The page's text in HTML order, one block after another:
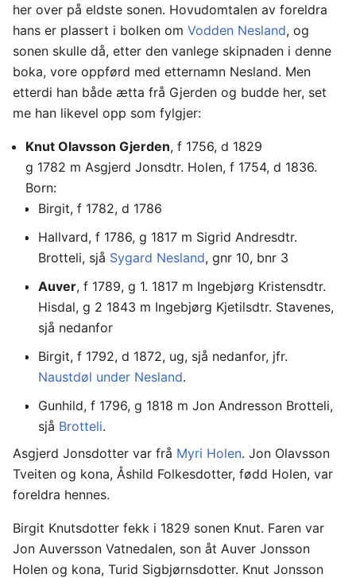
her over på eldste sonen. Hovudomtalen av foreldra
hans er plassert i bolken om Vodden Nesland, og
sonen skulle då, etter den vanlege skipnaden i denne
boka, vore oppførd med etternamn Nesland. Men
etterdi han både ætta frå Gjerden og budde her, set
me han likevel opp som fylgjer:
Knut Olavsson Gjerden, f 1756, d 1829
g 1782 m Asgjerd Jonsdtr. Holen, f 1754, d 1836.
Born:
Birgit, f 1782, d 1786
Hallvard, f 1786, g 1817 m Sigrid Andresdtr.
Brotteli, sjå Sygard Nesland, gnr 10, bnr 3
Auver, f 1789, g 1. 1817 m Ingebjørg Kristensdtr.
Hisdal, g 2 1843 m Ingebjørg Kjetilsdtr. Stavenes,
sjå nedanfor
Birgit, f 1792, d 1872, ug, sjå nedanfor, jfr.
Naustdøl under Nesland.
Gunhild, f 1796, g 1818 m Jon Andresson Brotteli,
sjå Brotteli.
Asgjerd Jonsdotter var frå Myri Holen. Jon Olavsson
Tveiten og kona, Åshild Folkesdotter, fødd Holen, var
foreldra hennes.
Birgit Knutsdotter fekk i 1829 sonen Knut. Faren var
Jon Auversson Vatnedalen, son åt Auver Jonsson
Holen og kona, Turid Sigbjørnsdotter. Knut Jonsson